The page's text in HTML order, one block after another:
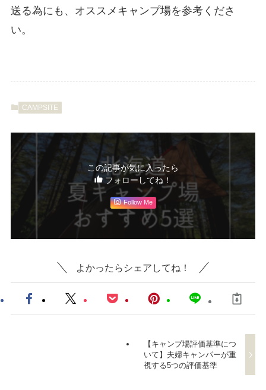
送る為にも、オススメキャンプ場を参考くださ
い。
CAMPSITE
この記事が気に入ったら
フォローしてね！
Follow Me
よかったらシェアしてね！
【キャンプ場評価基準につ
いて】夫婦キャンパーが重
視する5つの評価基準